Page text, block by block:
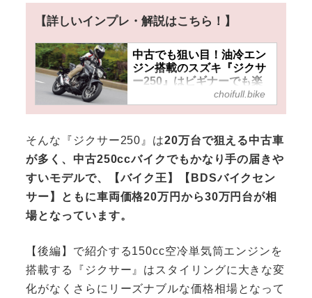
【詳しいインプレ・解説はこちら！】
中古でも狙い目！油冷エン
ジン搭載のスズキ『ジクサ
ー250』はビギナーでも楽
しく扱い易い軽量250ccネ
イキッドバイク！
choifull.bike
そんな『ジクサー250』は20万台で狙える中古車
が多く、中古250ccバイクでもかなり手の届きや
すいモデルで、【バイク王】【BDSバイクセン
サー】ともに車両価格20万円から30万円台が相
場となっています。
【後編】で紹介する150cc空冷単気筒エンジンを
搭載する『ジクサー』はスタイリングに大きな変
化がなくさらにリーズナブルな価格相場となって